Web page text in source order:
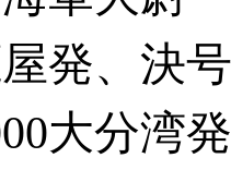
発、決
大分湾